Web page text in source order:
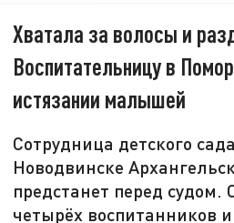
Хватала за волосы и
Воспитательницу в
истязании малышей
Сотрудница детского
Новодвинске
предстанет перед судом.
четырёх воспитанников